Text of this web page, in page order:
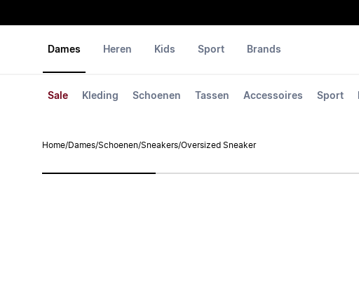
Dames
Sale Kleding Schoenen Tassen Accessoires Sport
Heren Kids Sport Brands
Home/Dames/Schoenen/Sneakers/Oversized Sneaker